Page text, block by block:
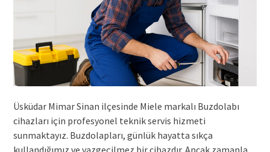
Üsküdar Mimar Sinan ilçesinde Miele markalı Buzdolabı
cihazları için profesyonel teknik servis hizmeti
sunmaktayız. Buzdolapları, günlük hayatta sıkça